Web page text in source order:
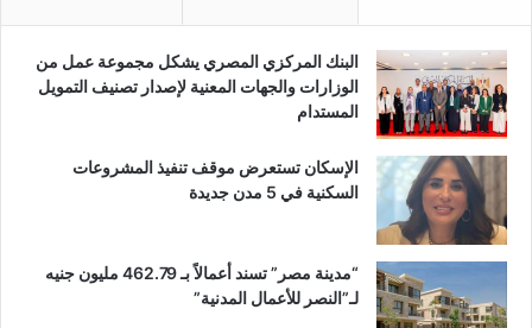
البنك المركزي المصري يشكل مجموعة عمل من
الوزارات والجهات المعنية لإصدار تصنيف التمويل
المستدام
الإسكان تستعرض موقف تنفيذ المشروعات
السكنية في 5 مدن جديدة
“مدينة مصر” تسند أعمالاً بـ 462.79 مليون جنيه
لـ”النصر للأعمال المدنية”